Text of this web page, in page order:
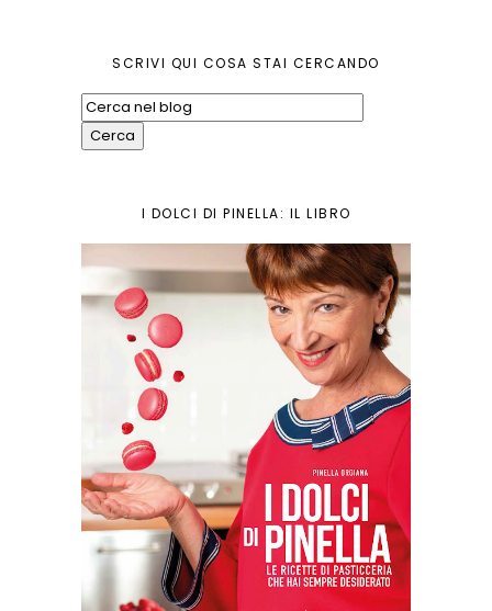
SCRIVI QUI COSA STAI CERCANDO
I DOLCI DI PINELLA: IL LIBRO